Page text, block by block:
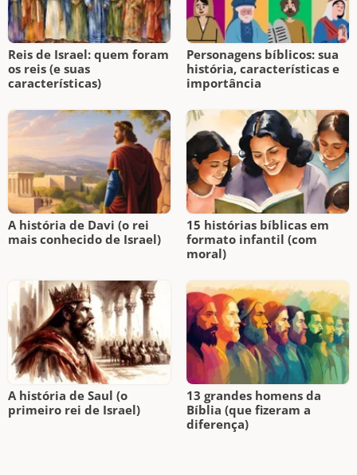
Reis de Israel: quem foram
os reis (e suas
características)
Personagens bíblicos: sua
história, características e
importância
A história de Davi (o rei
mais conhecido de Israel)
15 histórias bíblicas em
formato infantil (com
moral)
A história de Saul (o
primeiro rei de Israel)
13 grandes homens da
Bíblia (que fizeram a
diferença)